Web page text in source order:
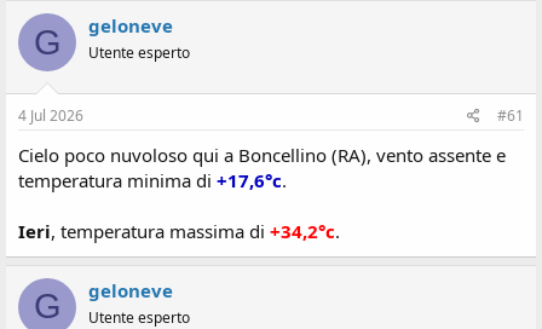
t
o
r
e
d
i
c
u
s
i
o
n
e
a
d
i
z
i
G geloneve
Utente esperto
4 Jul 2026 #61
Cielo poco nuvoloso qui a Boncellino (RA), vento assente e
temperatura minima di +17,6°c.
Ieri, temperatura massima di +34,2°c.
G geloneve
Utente esperto